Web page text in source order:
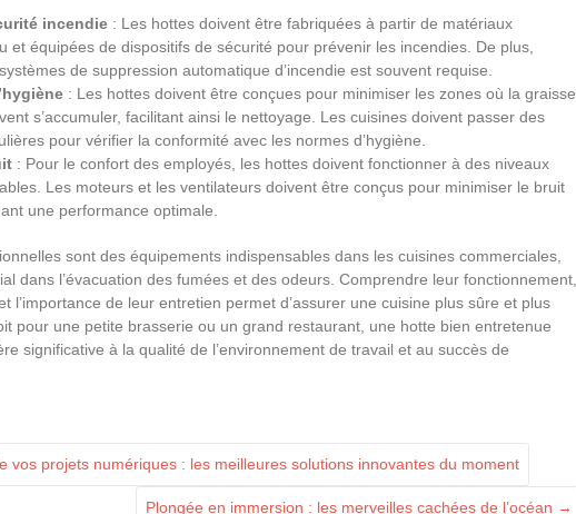
incendie : Les hottes doivent être fabriquées à partir de matériaux
et équipées de dispositifs de sécurité pour prévenir les incendies. De plus,
de suppression automatique d’incendie est souvent requise.
: Les hottes doivent être conçues pour minimiser les zones où la graisse
s’accumuler, facilitant ainsi le nettoyage. Les cuisines doivent passer des
pour vérifier la conformité avec les normes d’hygiène.
: Pour le confort des employés, les hottes doivent fonctionner à des niveaux
Les moteurs et les ventilateurs doivent être conçus pour minimiser le bruit
une performance optimale.
sont des équipements indispensables dans les cuisines commerciales,
dans l’évacuation des fumées et des odeurs. Comprendre leur fonctionnement,
l’importance de leur entretien permet d’assurer une cuisine plus sûre et plus
pour une petite brasserie ou un grand restaurant, une hotte bien entretenue
significative à la qualité de l’environnement de travail et au succès de
vos projets numériques : les meilleures solutions innovantes du moment
Plongée en immersion : les merveilles cachées de l’océan →